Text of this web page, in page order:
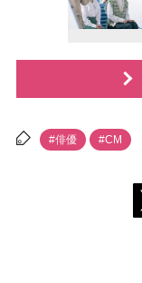
#俳優 #CM